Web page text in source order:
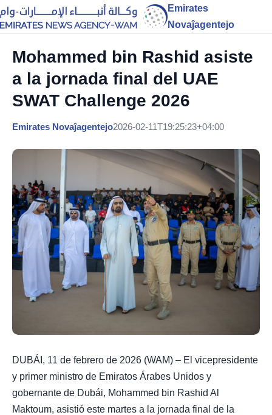
Emirates
Novaĵagentejo
Mohammed bin Rashid asiste
a la jornada final del UAE
SWAT Challenge 2026
Emirates Novaĵagentejo2026-02-11T19:25:23+04:00
DUBÁI, 11 de febrero de 2026 (WAM) – El vicepresidente
y primer ministro de Emiratos Árabes Unidos y
gobernante de Dubái, Mohammed bin Rashid Al
Maktoum, asistió este martes a la jornada final de la